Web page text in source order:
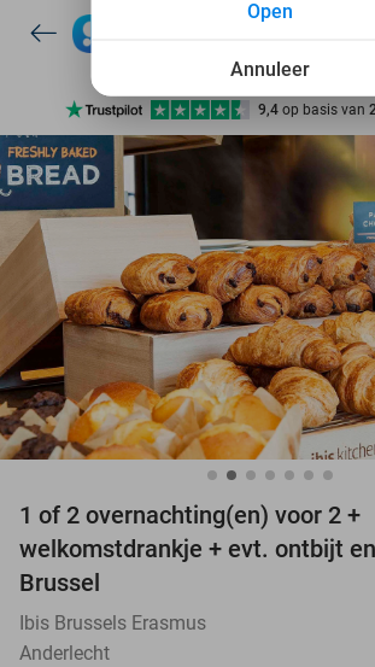
7 dagen per week
10+ miljoen leden
9,4 op basis van
Ontdek 15.000+ deals
7 dagen per week
10+ miljoen leden
1 of 2 overnachting(en) voor 2 +
welkomstdrankje + evt. ontbijt
Brussel
Ibis Brussels Erasmus
Anderlecht
Annuleer
Open